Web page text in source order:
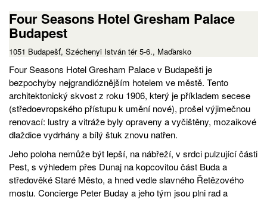
Four Seasons Hotel Gresham Palace
Budapest
1051 Budapešť, Széchenyi István tér 5-6., Maďarsko
Four Seasons Hotel Gresham Palace v Budapešti je
bezpochyby nejgrandióznějším hotelem ve městě. Tento
architektonický skvost z roku 1906, který je příkladem secese
(středoevropského přístupu k umění nové), prošel výjimečnou
renovací: lustry a vitráže byly opraveny a vyčištěny, mozaikové
dlaždice vydrhány a bílý štuk znovu natřen.
Jeho poloha nemůže být lepší, na nábřeží, v srdci pulzující části
Pest, s výhledem přes Dunaj na kopcovitou část Buda a
středověké Staré Město, a hned vedle slavného Řetězového
mostu. Concierge Peter Buday a jeho tým jsou plni rad a